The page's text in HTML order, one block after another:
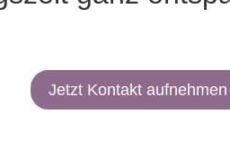
Jetzt Kontakt aufnehmen